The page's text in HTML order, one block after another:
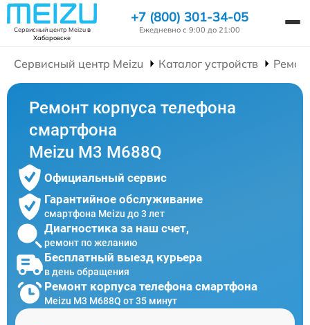
Сервисный центр Meizuв
Хабаровске
+7 (800) 301-34-05
Ежедневно с 9:00 до 21:00
Сервисный центр Meizu Каталог устройств
Ремонт корпуса телефона
смартфона
Meizu M3 M688Q
Официальный сервис
Гарантийное обслуживание
смартфона Meizu до 3 лет
Диагностика за наш счет,
ремонт по желанию
Бесплатный выезд курьера
в день обращения
Ремонт корпуса телефона смартфона
Meizu M3 M688Q от 35 минут